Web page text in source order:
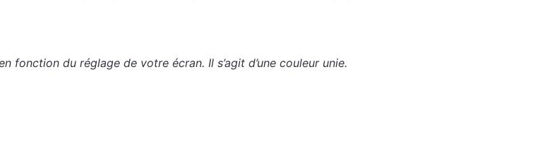
du réglage de votre écran. Il s’agit d’une couleur unie.